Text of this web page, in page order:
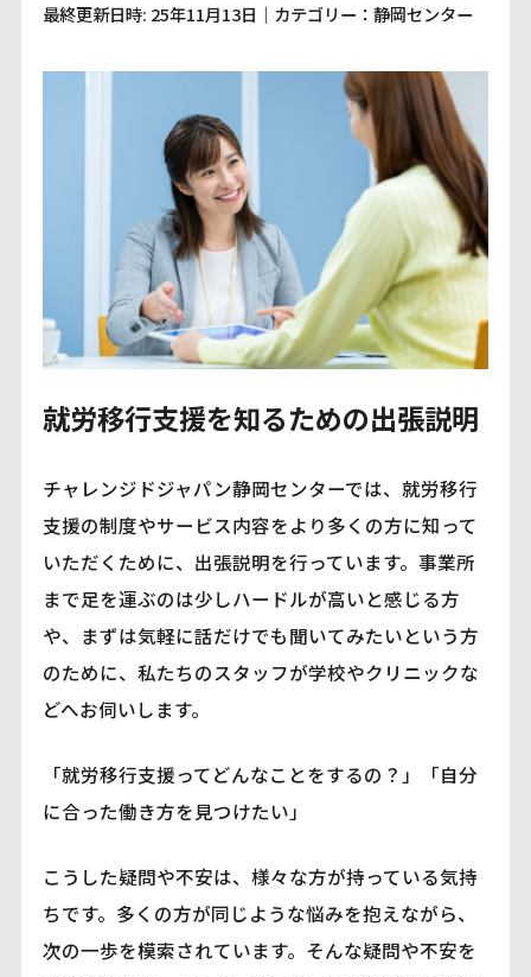
最終更新日時: 25年11月13日｜カテゴリー：静岡センター
就労移行支援を知るための出張説明
チャレンジドジャパン静岡センターでは、就労移行
支援の制度やサービス内容をより多くの方に知って
いただくために、出張説明を行っています。事業所
まで足を運ぶのは少しハードルが高いと感じる方
や、まずは気軽に話だけでも聞いてみたいという方
のために、私たちのスタッフが学校やクリニックな
どへお伺いします。
「就労移行支援ってどんなことをするの？」「自分
に合った働き方を見つけたい」
こうした疑問や不安は、様々な方が持っている気持
ちです。多くの方が同じような悩みを抱えながら、
次の一歩を模索されています。そんな疑問や不安を